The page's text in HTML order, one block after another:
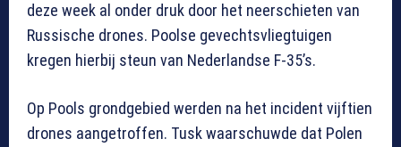
deze week al onder druk door het neerschieten van
Russische drones. Poolse gevechtsvliegtuigen
kregen hierbij steun van Nederlandse F-35’s.
Op Pools grondgebied werden na het incident vijftien
drones aangetroffen. Tusk waarschuwde dat Polen